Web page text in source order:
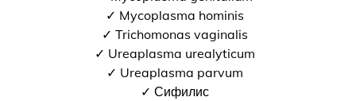
✓ Mycoplasma hominis
✓ Trichomonas vaginalis
✓ Ureaplasma urealyticum
✓ Ureaplasma parvum
✓ Сифилис